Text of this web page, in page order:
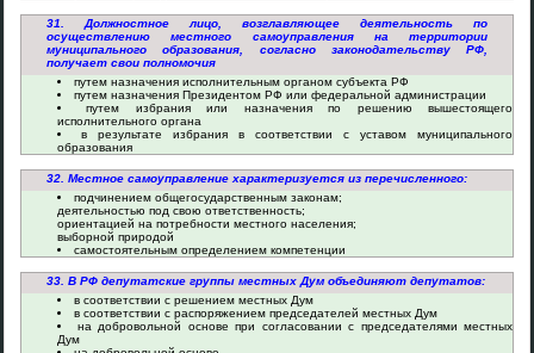
31. Должностное лицо, возглавляющее деятельность по
осуществлению местного самоуправления на территории
муниципального образования, согласно законодательству РФ,
получает свои полномочия
путем назначения исполнительным органом субъекта РФ
путем назначения Президентом РФ или федеральной администрации
путем избрания или назначения по решению вышестоящего
исполнительного органа
в результате избрания в соответствии с уставом муниципального
образования
32. Местное самоуправление характеризуется из перечисленного:
подчинением общегосударственным законам;
деятельностью под свою ответственность;
ориентацией на потребности местного населения;
выборной природой
самостоятельным определением компетенции
33. В РФ депутатские группы местных Дум объединяют депутатов:
в соответствии с решением местных Дум
в соответствии с распоряжением председателей местных Дум
на добровольной основе при согласовании с председателями местных
Дум